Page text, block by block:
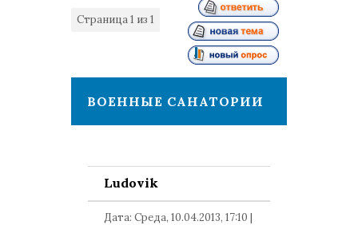
Страница1 из 1
ВОЕННЫЕ САНАТОРИИ
Ludovik
Дата: Среда, 10.04.2013, 17:10 |